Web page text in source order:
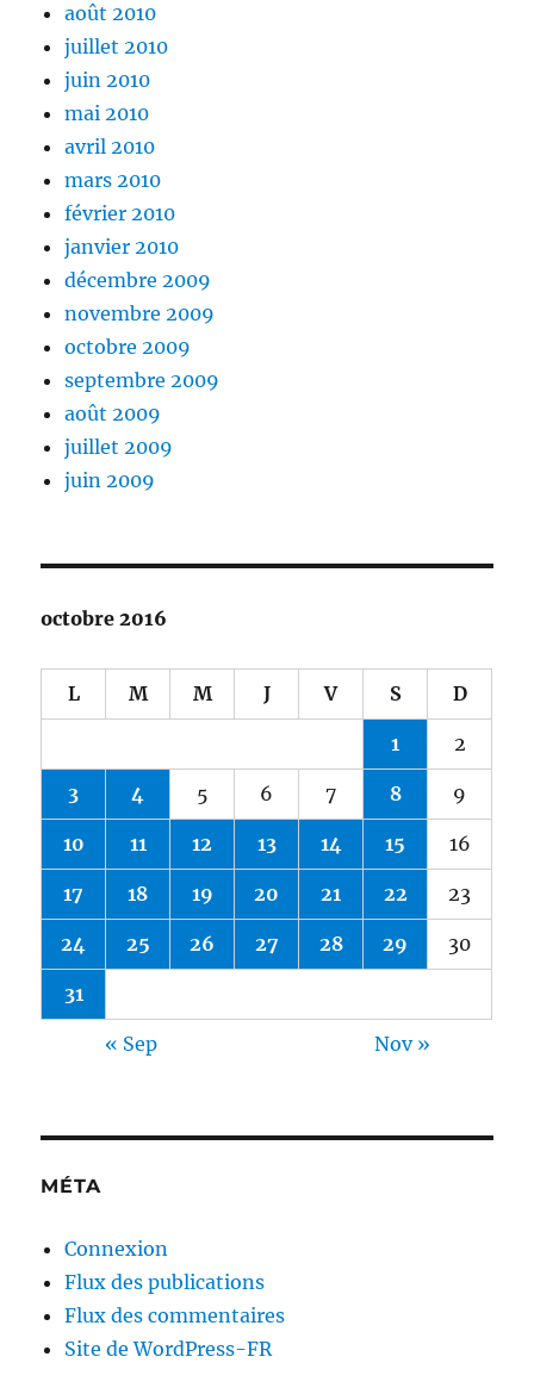
août 2010
juillet 2010
juin 2010
mai 2010
avril 2010
mars 2010
février 2010
janvier 2010
décembre 2009
novembre 2009
octobre 2009
septembre 2009
août 2009
juillet 2009
juin 2009
octobre 2016
L M M J V S D
1 2
3 4 5 6 7 8 9
10 11 12 13 14 15 16
17 18 19 20 21 22 23
24 25 26 27 28 29 30
31
« Sep Nov »
MÉTA
Connexion
Flux des publications
Flux des commentaires
Site de WordPress-FR